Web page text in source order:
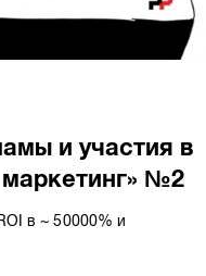
и участия в
№2
в ~ 50000% и